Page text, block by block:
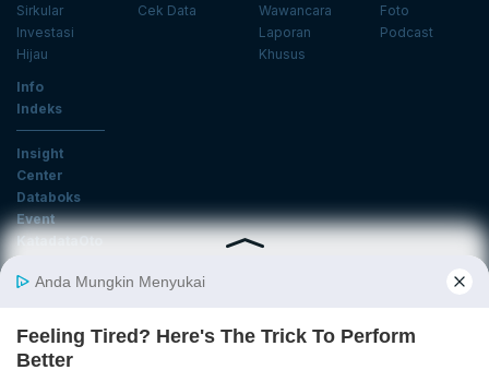
Sirkular
Investasi
Hijau
Cek Data
Wawancara
Laporan
Khusus
Foto
Podcast
Info
Indeks
Insight
Center
Databoks
Event
KatadataOto
Email
Daftar